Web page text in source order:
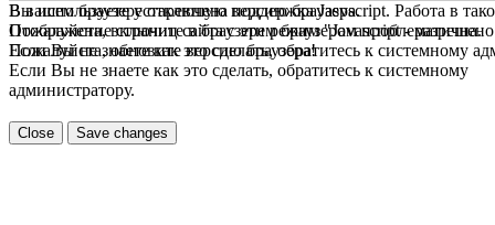
В вашем браузере отключена поддержка Jasvscript. Работа в
Пожалуйста, включите в браузере режим "Javascript -
Если Вы не знаете как это сделать, обратитесь к системному
Вы используете устаревшую версию браузера.
Отображение страниц сайта с этим браузером проблематична.
Пожалуйста, обновите версию браузера!
Если Вы не знаете как это сделать, обратитесь к системному
администратору.
Close Save changes